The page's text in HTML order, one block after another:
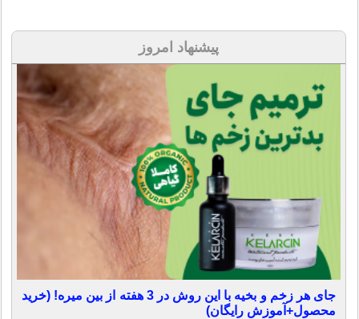
پیشنهاد امروز
جای هر زخم و بخیه با این روش در 3 هفته از بین میره! (خرید
محصول+آموزش رایگان)